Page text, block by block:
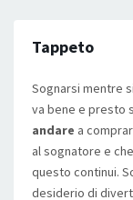
Tappeto
Sognarsi mentre
va bene e presto
andare a
al sognatore e
questo continui.
desiderio di